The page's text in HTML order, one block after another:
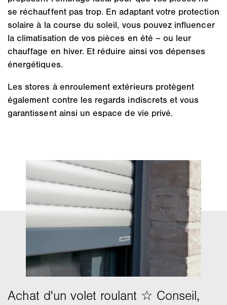
se réchauffent pas trop. En adaptant votre protection
solaire à la course du soleil, vous pouvez influencer
la climatisation de vos pièces en été – ou leur
chauffage en hiver. Et réduire ainsi vos dépenses
énergétiques.
Les stores à enroulement extérieurs protègent
également contre les regards indiscrets et vous
garantissent ainsi un espace de vie privé.